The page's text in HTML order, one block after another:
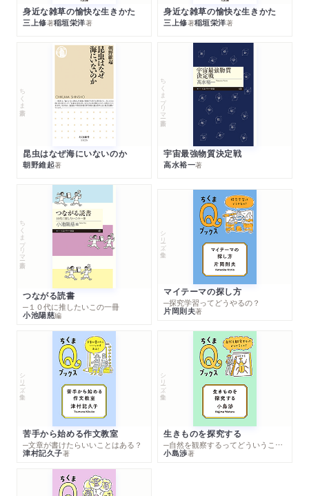
身近な雑草の愉快な生きかた
三上修著稲垣栄洋著
身近な雑草の愉快な生きかた
三上修著稲垣栄洋著
ちくま新書
昆虫はなぜ海にいないのか
朝野維起著
ちくまプリマー新書
宇宙最強物質決定戦
高水裕一著
ちくまプリマー新書
つながる読書
─１０代に推したいこの一冊
小池陽慈編
シリーズ・全集
マイテーマの探し方
─探究学習ってどうやるの？
片岡則夫著
シリーズ・全集
苦手から始める作文教室
─文章が書けたらいいことはある？
津村記久子著
シリーズ・全集
生きものを探究する
─自然を観察するってどういうこと？
小島渉著